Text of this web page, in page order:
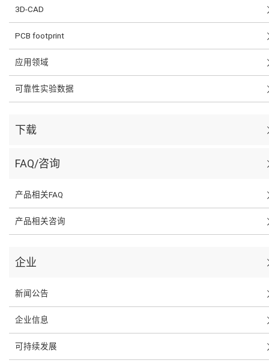
3D-CAD
PCB footprint
应用领域
可靠性实验数据
下载
FAQ/咨询
产品相关FAQ
产品相关咨询
企业
新闻公告
企业信息
可持续发展